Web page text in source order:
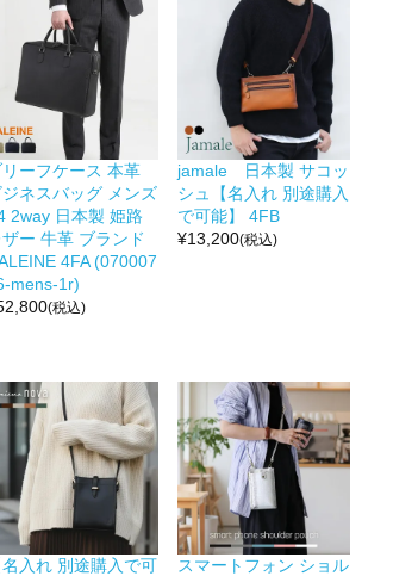
ーフケース 本革
ネスバッグ メンズ
2way 日本製 姫路
ー 牛革 ブランド
4FA (070007
mens-1r)
(税込)
jamale 日本製 サコッ
シュ【名入れ 別途購入
で可能】 4FB
¥13,200(税込)
入れ 別途購入で可
スマートフォン ショル